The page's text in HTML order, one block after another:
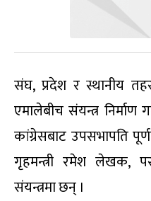
संघ, प्रदेश र स्थानीय
एमालेबीच संयन्त्र
कांग्रेसबाट उपसभापति
गृहमन्त्री रमेश लेखक,
संयन्त्रमा छन् ।